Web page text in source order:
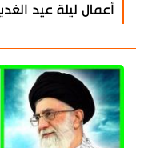
أعمال ليلة عيد